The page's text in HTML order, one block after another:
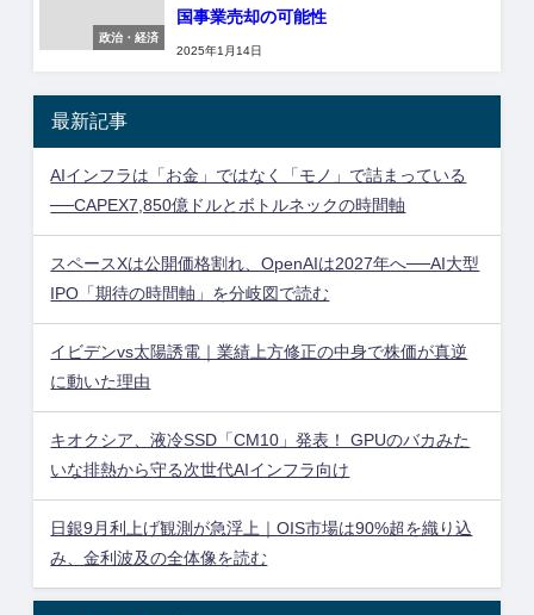
政治・経済
国事業売却の可能性
2025年1月14日
最新記事
AIインフラは「お金」ではなく「モノ」で詰まっている
──CAPEX7,850億ドルとボトルネックの時間軸
スペースXは公開価格割れ、OpenAIは2027年へ──AI大型
IPO「期待の時間軸」を分岐図で読む
イビデンvs太陽誘電｜業績上方修正の中身で株価が真逆
に動いた理由
キオクシア、液冷SSD「CM10」発表！ GPUのバカみた
いな排熱から守る次世代AIインフラ向け
日銀9月利上げ観測が急浮上｜OIS市場は90%超を織り込
み、金利波及の全体像を読む